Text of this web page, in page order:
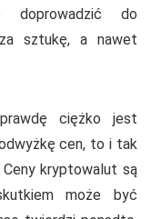
doprowadzić do
sztukę, a nawet
ciężko jest
cen, to i tak
kryptowalut są
może być